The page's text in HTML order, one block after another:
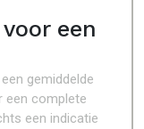
een
gemiddelde
een complete
een indicatie